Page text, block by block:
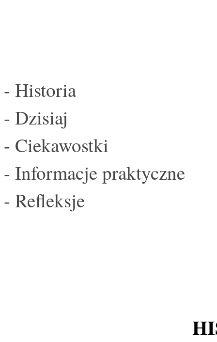
- Historia
- Dzisiaj
- Ciekawostki
- Informacje praktyczne
- Refleksje